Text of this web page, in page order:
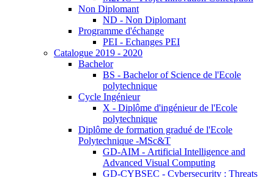
Non Diplomant
ND - Non Diplomant
Programme d'échange
PEI - Echanges PEI
Catalogue 2019 - 2020
Bachelor
BS - Bachelor of Science de l'Ecole
polytechnique
Cycle Ingénieur
X - Diplôme d'ingénieur de l'Ecole
polytechnique
Diplôme de formation gradué de l'Ecole
Polytechnique -MSc&T
GD-AIM - Artificial Intelligence and
Advanced Visual Computing
GD-CYBSEC - Cybersecurity : Threats